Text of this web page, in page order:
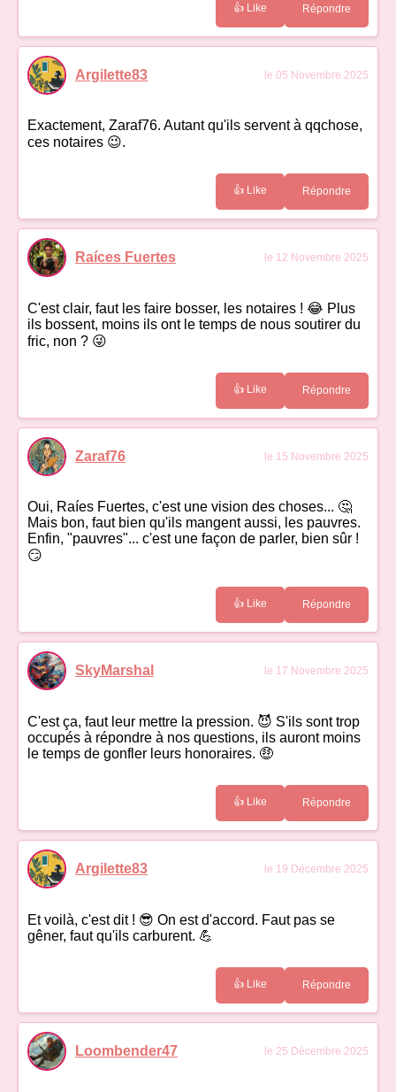
👍 Like Répondre
Argilette83 le 05 Novembre 2025
Exactement, Zaraf76. Autant qu'ils servent à qqchose,
ces notaires 😉.
👍 Like Répondre
Raíces Fuertes le 12 Novembre 2025
C'est clair, faut les faire bosser, les notaires ! 😂 Plus
ils bossent, moins ils ont le temps de nous soutirer du
fric, non ? 😜
👍 Like Répondre
Zaraf76 le 15 Novembre 2025
Oui, Raíes Fuertes, c'est une vision des choses... 🤔
Mais bon, faut bien qu'ils mangent aussi, les pauvres.
Enfin, "pauvres"... c'est une façon de parler, bien sûr !
😏
👍 Like Répondre
SkyMarshal le 17 Novembre 2025
C'est ça, faut leur mettre la pression. 😈 S'ils sont trop
occupés à répondre à nos questions, ils auront moins
le temps de gonfler leurs honoraires. 🤑
👍 Like Répondre
Argilette83 le 19 Décembre 2025
Et voilà, c'est dit ! 😎 On est d'accord. Faut pas se
gêner, faut qu'ils carburent. 💪
👍 Like Répondre
Loombender47 le 25 Décembre 2025